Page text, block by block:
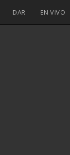
DAR EN VIVO